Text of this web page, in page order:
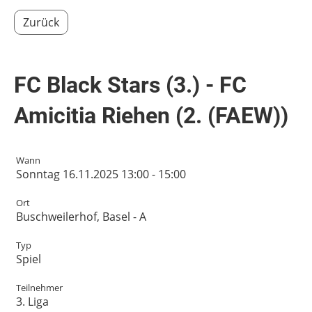
Zurück
FC Black Stars (3.) - FC
Amicitia Riehen (2. (FAEW))
Wann
Sonntag 16.11.2025 13:00 - 15:00
Ort
Buschweilerhof, Basel - A
Typ
Spiel
Teilnehmer
3. Liga